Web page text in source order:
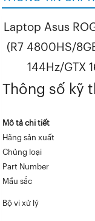
Laptop Asus
(R7 4800HS/
144Hz/GTX
Thông số kỹ
Mô tả chi tiết
Hãng sản xuất
Chủng loại
Part Number
Mầu sắc
Bộ vi xử lý